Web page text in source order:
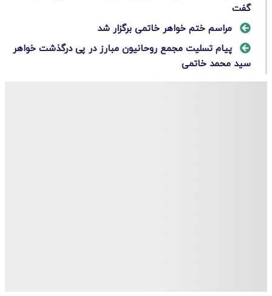
گفت
مراسم ختم خواهر خاتمی برگزار شد
پیام تسلیت مجمع روحانیون مبارز در پی درگذشت خواهر
سید محمد خاتمی